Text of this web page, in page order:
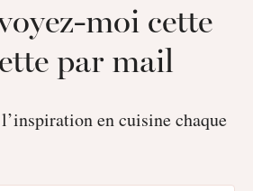
moi cette
par mail
en cuisine chaque